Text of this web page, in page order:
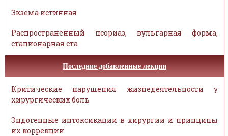
Экзема истинная
Распространённый псориаз, вульгарная форма,
стационарная ста
Последние добавленные лекции
Критические нарушения жизнедеятельности у
хирургических боль
Эндогенные интоксикации в хирургии и принципы
их коррекции